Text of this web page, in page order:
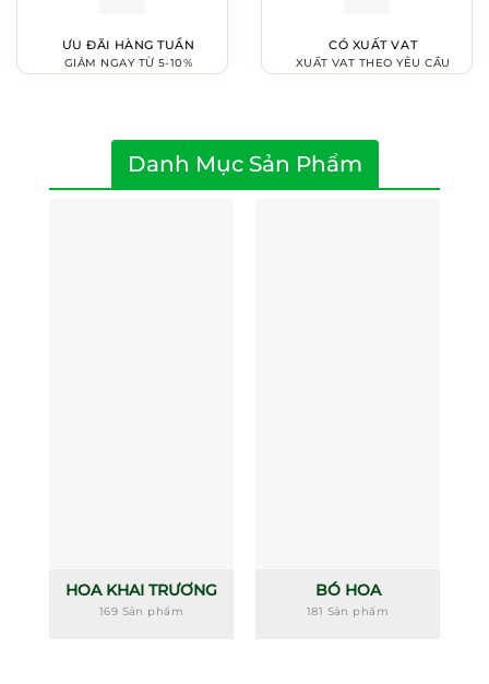
ƯU ĐÃI HÀNG TUẦN
GIẢM NGAY TỪ 5-10%
CÓ XUẤT VAT
XUẤT VAT THEO YÊU CẦU
Danh Mục Sản Phẩm
HOA KHAI TRƯƠNG
169 Sản phẩm
BÓ HOA
181 Sản phẩm